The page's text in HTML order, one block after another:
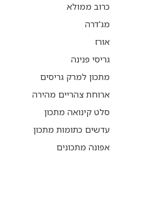
כרוב ממולא
מג'דרה
אורז
גריסי פנינה
מתכון למרק גריסים
ארוחת צהריים מהירה
סלט קינואה מתכון
עדשים כתומות מתכון
אפונה מתכונים